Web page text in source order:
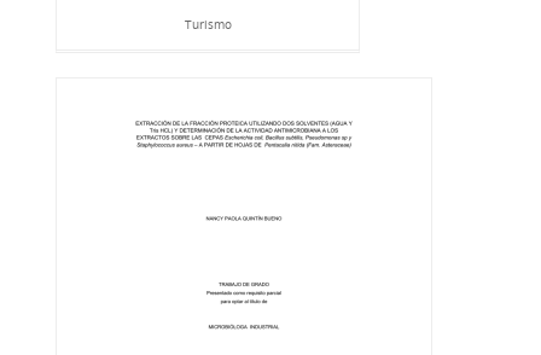
Turismo